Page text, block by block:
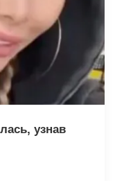
узнав